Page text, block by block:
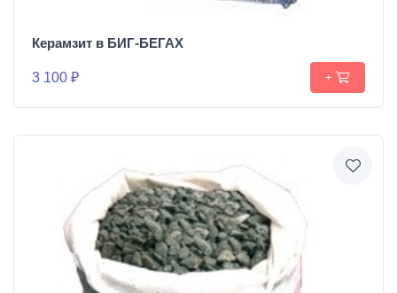
Керамзит в БИГ-БЕГАХ
3 100 ₽ +